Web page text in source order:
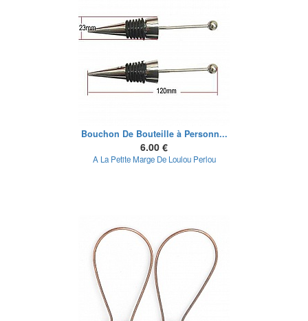
Bouchon De Bouteille à Personn...
6.00 €
A La Petite Marge De Loulou Perlou